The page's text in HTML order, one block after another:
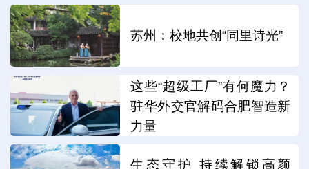
苏州：校地共创“同里诗光”
这些“超级工厂”有何魔力？
驻华外交官解码合肥智造新
力量
生态守护 持续解锁高颜